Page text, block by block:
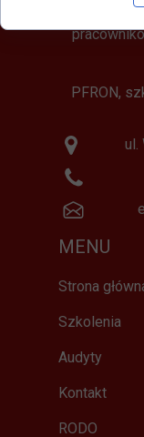
PFRON,
ul.
MENU
Strona
Szkolenia
Audyty
Kontakt
RODO